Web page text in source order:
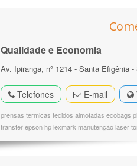
Qualidade e Economia
Av. Ipiranga, nº 1214 - Santa Efigênia
Telefones E-mail
prensas termicas tecidos almofadas ecobags
transfer epson hp lexmark manutenção laser